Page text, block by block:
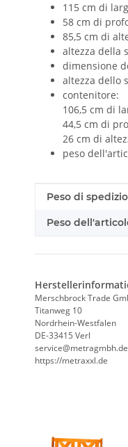
115 cm di
58 cm di
85,5 cm di
altezza della
dimensione
altezza dello
contenitore:
106,5 cm di
44,5 cm di
26 cm di
peso
Peso di
Peso
Merschbrock Trade
Titanweg 10
Nordrhein-Westfalen
DE-33415 Verl
service@metragmbh.de
https://metraxxl.de